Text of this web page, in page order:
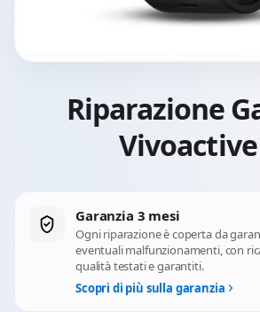
Riparazione
Garanzia 3 mesi
Ogni riparazione è coperta da
eventuali malfunzionamenti, con
qualità testati e garantiti.
Scopri di più sulla garanzia